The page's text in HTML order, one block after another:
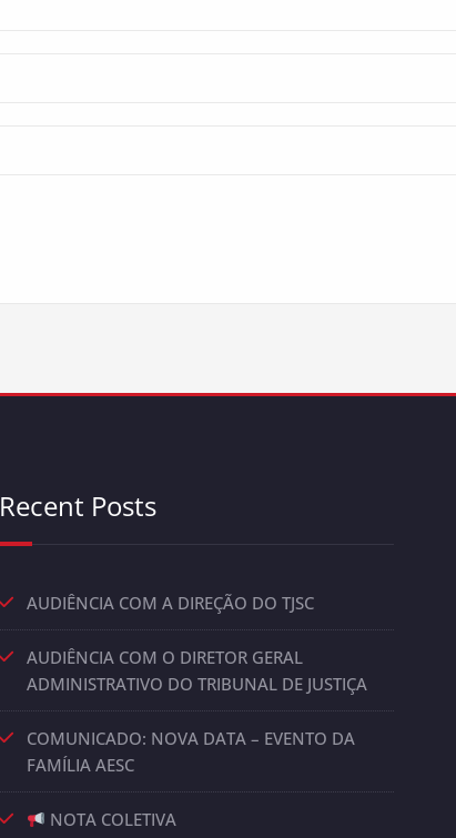
Recent Posts
AUDIÊNCIA COM A DIREÇÃO DO TJSC
AUDIÊNCIA COM O DIRETOR GERAL
ADMINISTRATIVO DO TRIBUNAL DE JUSTIÇA
COMUNICADO: NOVA DATA – EVENTO DA
FAMÍLIA AESC
NOTA COLETIVA